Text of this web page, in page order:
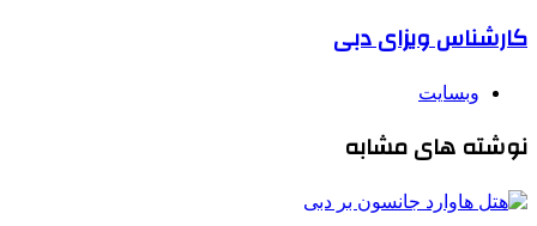
کارشناس ویزای دبی
وبسایت
نوشته های مشابه